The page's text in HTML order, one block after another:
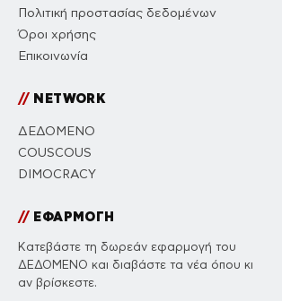
Πολιτική προστασίας δεδομένων
Όροι χρήσης
Επικοινωνία
//NETWORK
ΔΕΔΟΜΕΝΟ
COUSCOUS
DIMOCRACY
//ΕΦΑΡΜΟΓΗ
Κατεβάστε τη δωρεάν εφαρμογή του
ΔΕΔΟΜΕΝΟ και διαβάστε τα νέα όπου κι
αν βρίσκεστε.